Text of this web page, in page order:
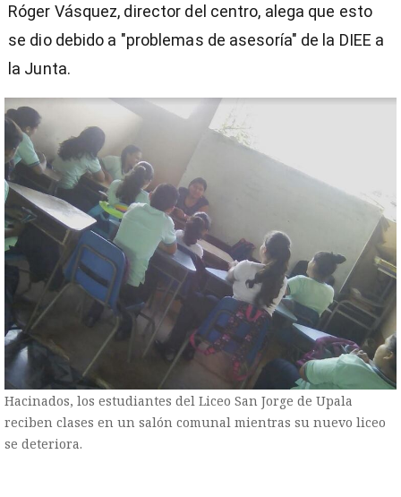
Róger Vásquez, director del centro, alega que esto
se dio debido a "problemas de asesoría" de la DIEE a
la Junta.
Hacinados, los estudiantes del Liceo San Jorge de Upala
reciben clases en un salón comunal mientras su nuevo liceo
se deteriora.